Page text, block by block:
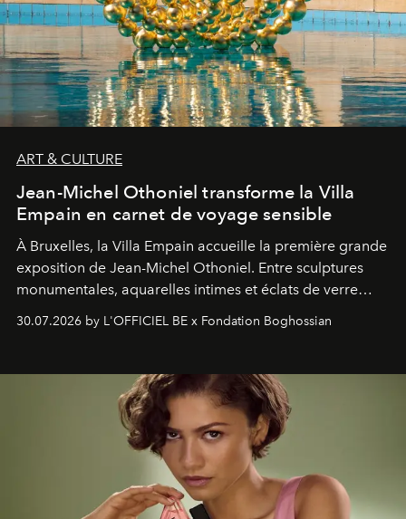
ART & CULTURE
Jean-Michel Othoniel transforme la Villa
Empain en carnet de voyage sensible
À Bruxelles, la Villa Empain accueille la première grande
exposition de Jean-Michel Othoniel. Entre sculptures
monumentales, aquarelles intimes et éclats de verre
émotionnel où chaque œuvre devient le souvenir
émerveillement.
30.07.2026 by L'OFFICIEL BE x Fondation Boghossian